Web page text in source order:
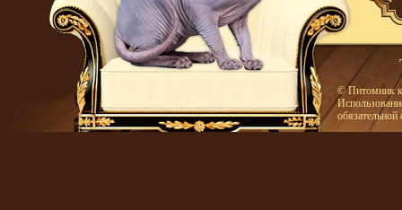
© Питомник
обязательной